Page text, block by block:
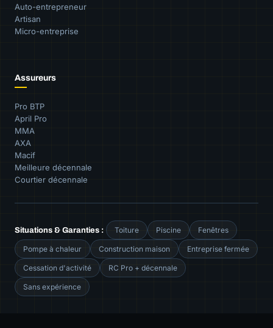
Auto-entrepreneur
Artisan
Micro-entreprise
Assureurs
Pro BTP
April Pro
MMA
AXA
Macif
Meilleure décennale
Courtier décennale
Situations & Garanties : Toiture Piscine Fenêtres
Pompe à chaleur Construction maison Entreprise fermée
Cessation d'activité RC Pro + décennale
Sans expérience